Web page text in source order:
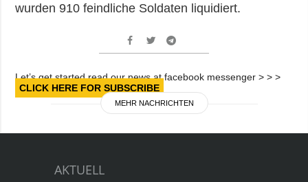
wurden 910 feindliche Soldaten liquidiert.
Let’s get started read our news at facebook messenger > > >
CLICK HERE FOR SUBSCRIBE
MEHR NACHRICHTEN
AKTUELL